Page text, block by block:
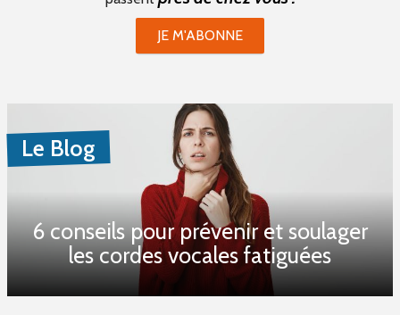
JE M'ABONNE
Le Blog
6 conseils pour prévenir et soulager
les cordes vocales fatiguées